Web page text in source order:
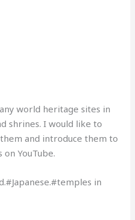
world heritage sites in
shrines. I would like to
and introduce them to
YouTube.
in